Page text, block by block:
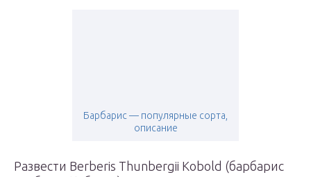
Барбарис — популярные сорта,
описание
Развести Berberis Thunbergii Kobold (барбарис